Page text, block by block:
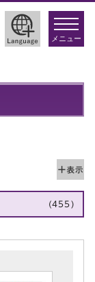
toggle
メニュー
(455)